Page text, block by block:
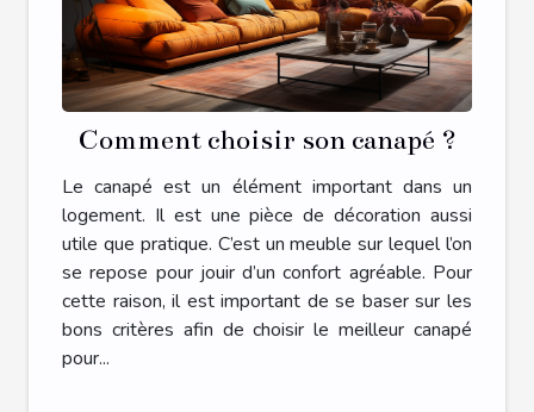
Comment choisir son canapé ?
Le canapé est un élément important dans un
logement. Il est une pièce de décoration aussi
utile que pratique. C’est un meuble sur lequel l’on
se repose pour jouir d’un confort agréable. Pour
cette raison, il est important de se baser sur les
bons critères afin de choisir le meilleur canapé
pour...